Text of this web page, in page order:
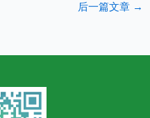
后一篇文章 →